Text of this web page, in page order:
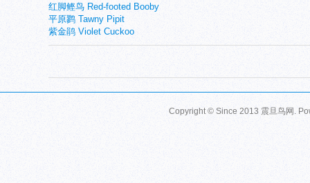
红脚鲣鸟 Red-footed Booby
平原鹨 Tawny Pipit
紫金鹃 Violet Cuckoo
Copyright © Since 2013 震旦鸟网 .